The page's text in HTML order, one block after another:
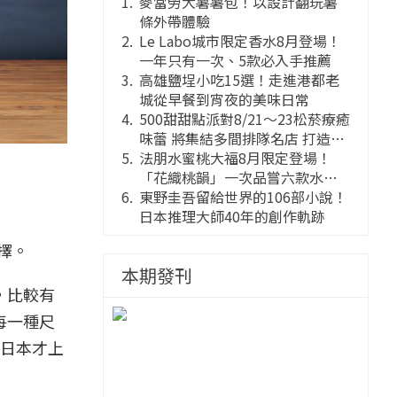
。
比較有
一種尺
本才上
條外帶體驗
Le Labo城市限定香水8月登場！
一年只有一次、5款必入手推薦
高雄鹽埕小吃15選！走進港都老
城從早餐到宵夜的美味日常
500甜甜點派對8/21～23松菸療癒
味蕾 將集結多間排隊名店 打造靈
感創意的舞台
法朋水蜜桃大福8月限定登場！
「花織桃韻」一次品嘗六款水蜜
桃花果大福
東野圭吾留給世界的106部小說！
日本推理大師40年的創作軌跡
本期發刊